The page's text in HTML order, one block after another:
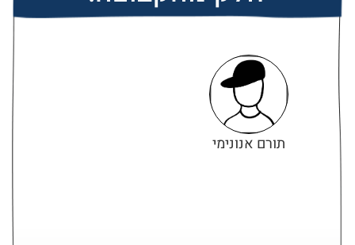
תורם אנונימי